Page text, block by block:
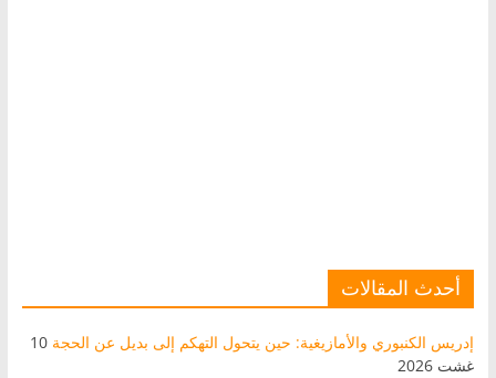
أحدث المقالات
إدريس الكنبوري والأمازيغية: حين يتحول التهكم إلى بديل عن الحجة 10
غشت 2026